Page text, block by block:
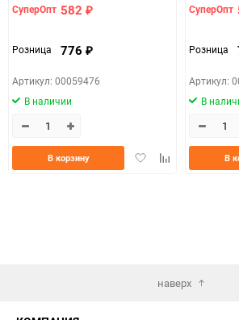
СуперОпт 582 ₽
Розница 776 ₽
Артикул: 00059476
В наличии
ДобавитьДобавить
В корзину
СуперОпт
Розница
Артикул:
В
В
наверх